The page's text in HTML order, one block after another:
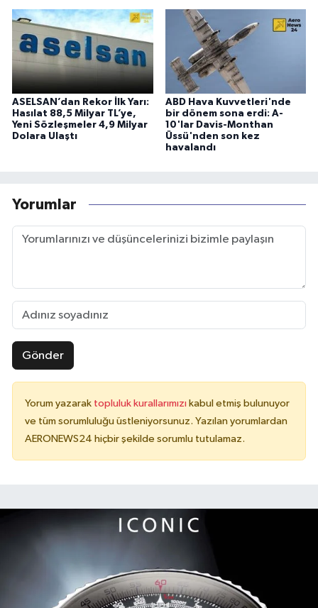
ASELSAN’dan Rekor İlk Yarı:
Hasılat 88,5 Milyar TL’ye,
Yeni Sözleşmeler 4,9 Milyar
Dolara Ulaştı
ABD Hava Kuvvetleri'nde
bir dönem sona erdi: A-
10'lar Davis-Monthan
Üssü'nden son kez
havalandı
Yorumlar
Gönder
Yorum yazarak topluluk kurallarımızı kabul etmiş bulunuyor
ve tüm sorumluluğu üstleniyorsunuz. Yazılan yorumlardan
AERONEWS24 hiçbir şekilde sorumlu tutulamaz.